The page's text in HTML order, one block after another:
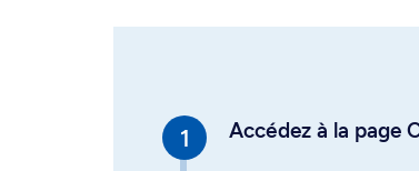
Accédez à la page